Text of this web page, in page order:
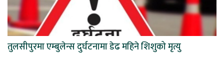
तुलसीपुरमा एम्बुलेन्स दुर्घटनामा डेढ महिने शिशुको मृत्यु